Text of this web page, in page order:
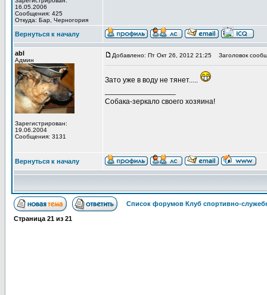
16.05.2006
Сообщения: 425
Откуда: Бар, Черногория
Вернуться к началу
abl
Админ
Зарегистрирован:
19.06.2004
Сообщения: 3131
Добавлено: Пт Окт 26, 2012 21:25 Заголовок
Зато уже в воду не тянет.....
Собака-зеркало своего хозяина!
Вернуться к началу
Список форумов Клуб спортивно-
Страница 21 из 21